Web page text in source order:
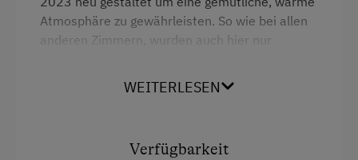
Atmosphäre zu gewährleisten. So wie bei allen
anderen Zimmern, wurden auch hier nur
Gitterbett zur Verfügung.
WEITERLESEN
Verfügbarkeit